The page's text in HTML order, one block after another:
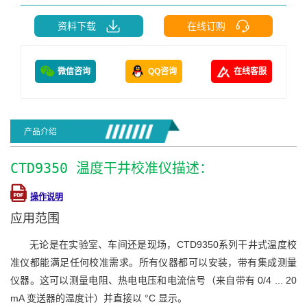
资料下载 在线订购
微信咨询 QQ咨询 在线客服
产品介绍
CTD9350 温度干井校准仪描述：
操作说明
应用范围
无论是在实验室、车间还是现场，CTD9350系列干井式温度校
准仪都能满足任何校准需求。所有仪器都可以安装，带有集成测量
仪器。这可以测量电阻、热电电压和电流信号（来自带有 0/4 ... 20
mA 变送器的温度计）并直接以 °C 显示。